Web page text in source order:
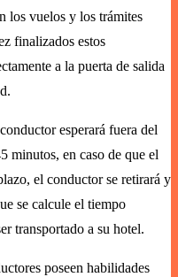
los vuelos y los trámites
finalizados estos
a la puerta de salida
esperará fuera del
minutos, en caso de que el
el conductor se retirará y
se calcule el tiempo
transportado a su hotel.
poseen habilidades